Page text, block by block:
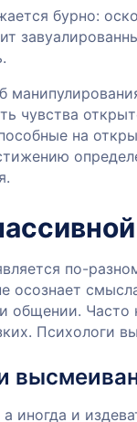
бурно:
чувства
на
по-
осознает
общении.
Психологи
иногда и